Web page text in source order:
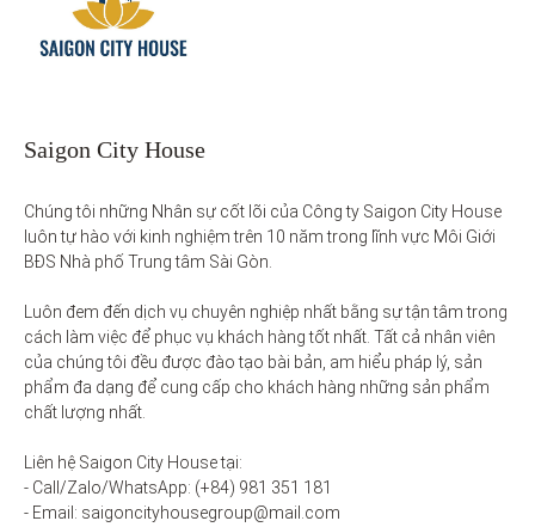
Saigon City House
Chúng tôi những Nhân sự cốt lõi của Công ty Saigon City House
luôn tự hào với kinh nghiệm trên 10 năm trong lĩnh vực Môi Giới
BĐS Nhà phố Trung tâm Sài Gòn.
Luôn đem đến dịch vụ chuyên nghiệp nhất bằng sự tận tâm trong
cách làm việc để phục vụ khách hàng tốt nhất. Tất cả nhân viên
của chúng tôi đều được đào tạo bài bản, am hiểu pháp lý, sản
phẩm đa dạng để cung cấp cho khách hàng những sản phẩm
chất lượng nhất.
Liên hệ Saigon City House tại:
- Call/Zalo/WhatsApp: (+84) 981 351 181
- Email: saigoncityhousegroup@mail.com